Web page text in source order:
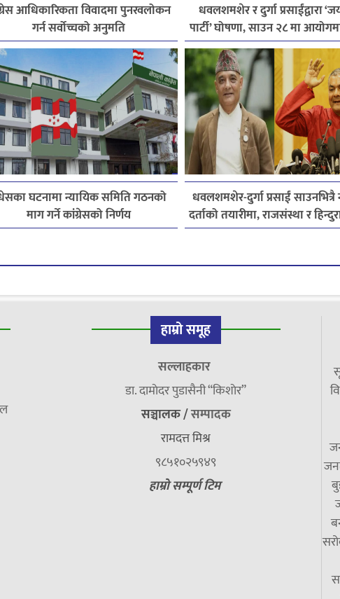
आधिकारिकता विवादमा पुनरवलोकन
गर्न सर्वोच्चको अनुमति
धवलशमशेर र दुर्गा प्रसाईंद्वारा
पार्टी’ घोषणा, साउन २८ मा
तयारी
घटनामा न्यायिक समिति गठनको
माग गर्ने कांग्रेसको निर्णय
धवलशमशेर-दुर्गा प्रसाईं साउनभित्रै
दर्ताको तयारीमा, राजसंस्था र
हाम्रो समूह
सल्लाहकार
डा. दामाेदर पुडासैनी “किशाेर”
सञ्चालक /सम्पादक
रामदत्त मिश्र
९८५१०२५९४९
हाम्रो सम्पूर्ण टिम